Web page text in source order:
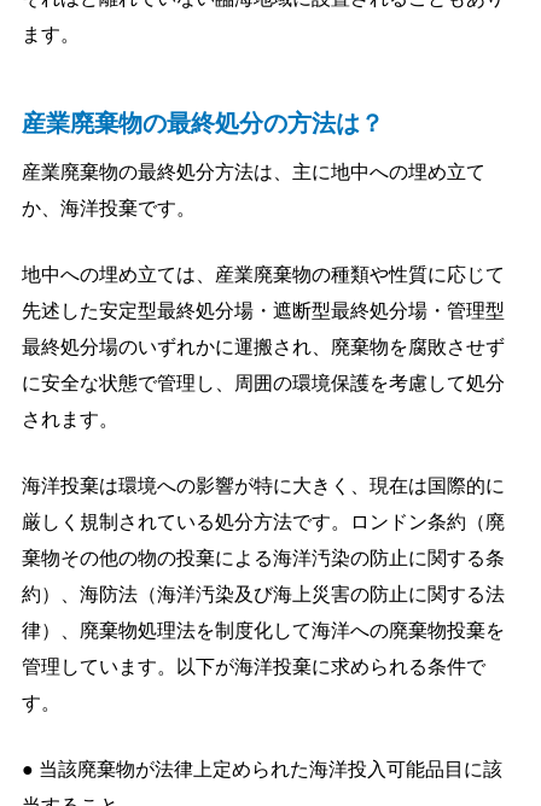
ます。
産業廃棄物の最終処分の方法は？
産業廃棄物の最終処分方法は、主に地中への埋め立て
か、海洋投棄です。
地中への埋め立ては、産業廃棄物の種類や性質に応じて
先述した安定型最終処分場・遮断型最終処分場・管理型
最終処分場のいずれかに運搬され、廃棄物を腐敗させず
に安全な状態で管理し、周囲の環境保護を考慮して処分
されます。
海洋投棄は環境への影響が特に大きく、現在は国際的に
厳しく規制されている処分方法です。ロンドン条約（廃
棄物その他の物の投棄による海洋汚染の防止に関する条
約）、海防法（海洋汚染及び海上災害の防止に関する法
律）、廃棄物処理法を制度化して海洋への廃棄物投棄を
管理しています。以下が海洋投棄に求められる条件で
す。
● 当該廃棄物が法律上定められた海洋投入可能品目に該